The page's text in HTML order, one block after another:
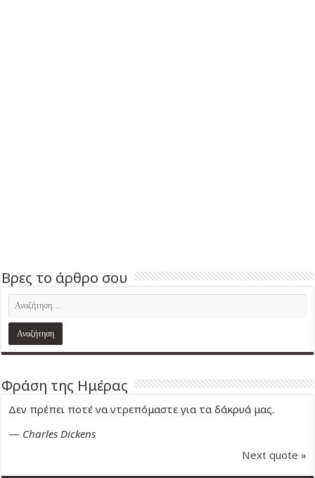
Βρες το άρθρο σου
Φράση της Ημέρας
Δεν πρέπει ποτέ να ντρεπόμαστε για τα δάκρυά μας.
— Charles Dickens
Next quote »